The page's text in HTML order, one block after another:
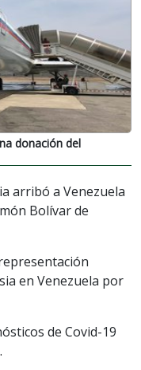
donación del
arribó a Venezuela
Bolívar de
en Venezuela por
de Covid-19